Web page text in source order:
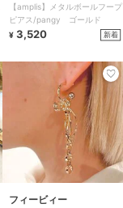
【amplis】メタルボールフープ
ピアス/pangy ゴールド
¥ 3,520 新着
フィービィー